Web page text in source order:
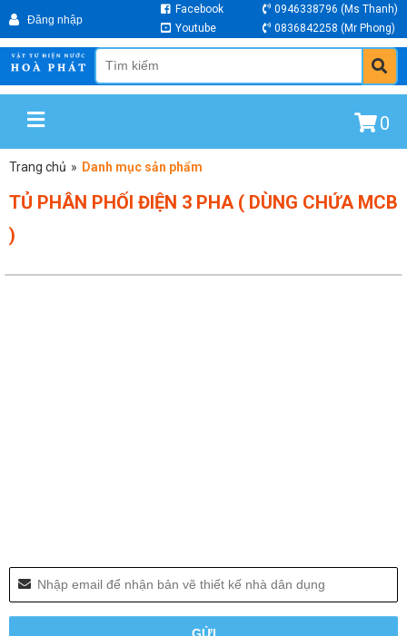
Facebook
Youtube
0946338796 (Ms Thanh)
0836842258 (Mr Phong)
0
Trang chủ » Danh mục sản phẩm
TỦ PHÂN PHỐI ĐIỆN 3 PHA ( DÙNG CHỨA MCB
)